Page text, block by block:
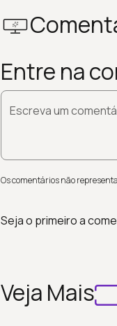
Entre na
Escreva um
Os comentários não
Seja o primeiro a
Veja Mais